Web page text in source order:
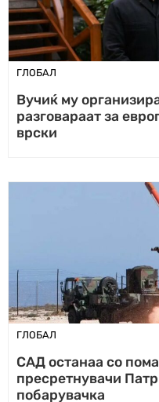
ГЛОБАЛ
Вучиќ му
разговараат за
врски
ГЛОБАЛ
САД останаа со
пресретнувачи
побарувачка